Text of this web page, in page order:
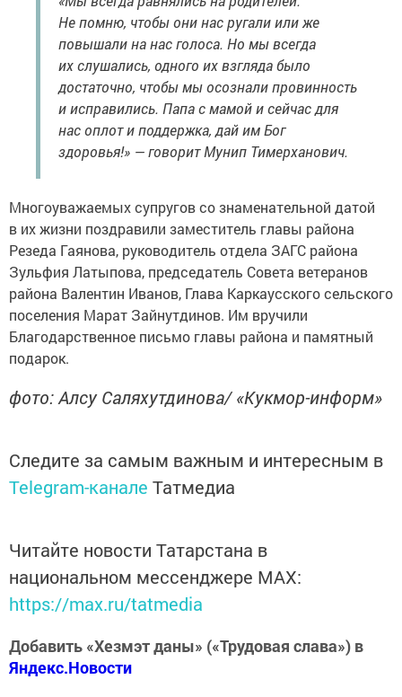
Не помню, чтобы они нас ругали или же
повышали на нас голоса. Но мы всегда
их слушались, одного их взгляда было
достаточно, чтобы мы осознали провинность
и исправились. Папа с мамой и сейчас для
нас оплот и поддержка, дай им Бог
здоровья!» — говорит Мунип Тимерханович.
Многоуважаемых супругов со знаменательной датой
в их жизни поздравили заместитель главы района
Резеда Гаянова, руководитель отдела ЗАГС района
Зульфия Латыпова, председатель Совета ветеранов
района Валентин Иванов, Глава Каркаусского сельского
поселения Марат Зайнутдинов. Им вручили
Благодарственное письмо главы района и памятный
подарок.
фото: Алсу Саляхутдинова/ «Кукмор-информ»
Следите за самым важным и интересным в
Telegram-канале Татмедиа
Читайте новости Татарстана в
национальном мессенджере MАХ:
https://max.ru/tatmedia
Добавить «Хезмэт даны» («Трудовая слава») в
Яндекс.Новости